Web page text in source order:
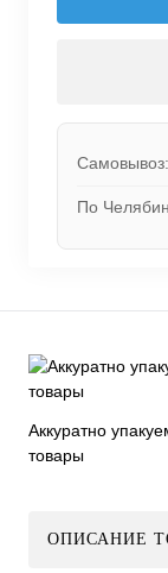
Самовывоз:
По
Аккуратно
товары
ОПИСАНИЕ